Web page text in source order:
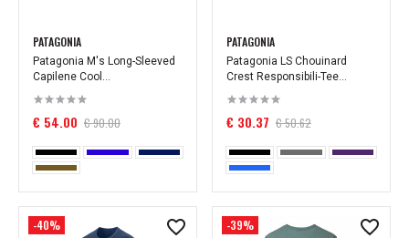
PATAGONIA
Patagonia M's Long-Sleeved
Capilene Cool...
€ 54.00 € 90.00
PATAGONIA
Patagonia LS Chouinard
Crest Responsibili-Tee...
€ 30.37 € 50.62
-40% -39%